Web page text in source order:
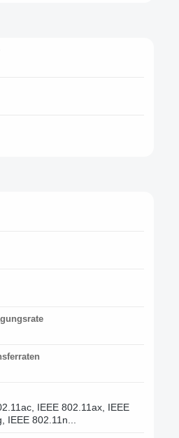
IEEE 802.11ax, IEEE
IEEE 802.11n...